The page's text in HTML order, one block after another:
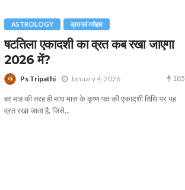
ASTROLOGY व्रत एवं त्योहार
षटतिला एकादशी का व्रत कब रखा जाएगा
2026 में?
Ps Tripathi January 4, 2026 185
हर माह की तरह ही माघ मास के कृष्ण पक्ष की एकादशी तिथि पर यह
व्रत रखा जाता है, जिसे...